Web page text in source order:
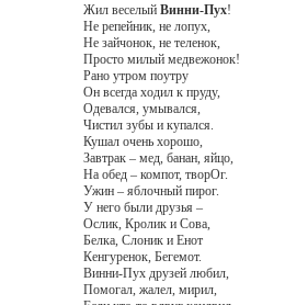
Жил веселый Винни-Пух!
Не репейник, не лопух,
Не зайчонок, не теленок,
Просто милый медвежонок!
Рано утром поутру
Он всегда ходил к пруду,
Одевался, умывался,
Чистил зубы и купался.
Кушал очень хорошо,
Завтрак – мед, банан, яйцо,
На обед – компот, творОг.
Ужин – яблочный пирог.
У него были друзья –
Ослик, Кролик и Сова,
Белка, Слоник и Енот
Кенгуренок, Бегемот.
Винни-Пух друзей любил,
Помогал, жалел, мирил,